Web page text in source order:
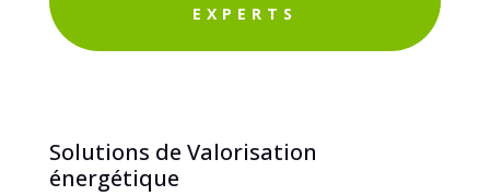
EXPERTS
Solutions de Valorisation
énergétique